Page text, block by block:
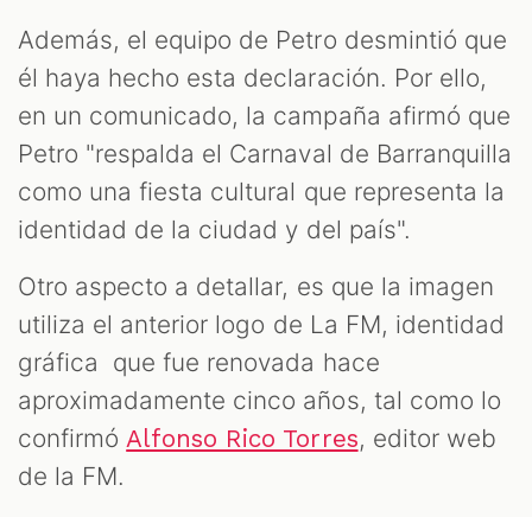
Además, el equipo de Petro desmintió que
él haya hecho esta declaración. Por ello,
en un comunicado, la campaña afirmó que
Petro "respalda el Carnaval de Barranquilla
como una fiesta cultural que representa la
identidad de la ciudad y del país".
Otro aspecto a detallar, es que la imagen
utiliza el anterior logo de La FM, identidad
gráfica que fue renovada hace
aproximadamente cinco años, tal como lo
confirmóAlfonso Rico Torres, editor web
de la FM.